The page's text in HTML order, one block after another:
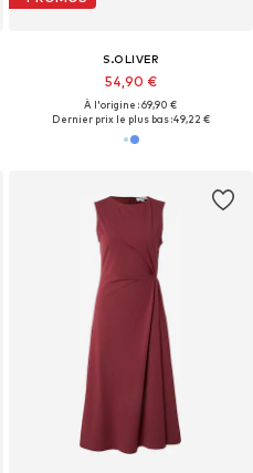
S.OLIVER
54,90 €
À l'origine : 69,90 €
Dernier prix le plus bas :49,22 €